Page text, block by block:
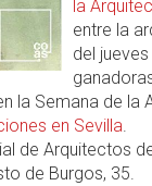
la
entre la
del
la Semana de la
en Sevilla.
de Arquitectos
de Burgos, 35.